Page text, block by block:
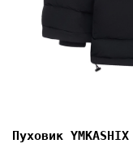
Пуховик